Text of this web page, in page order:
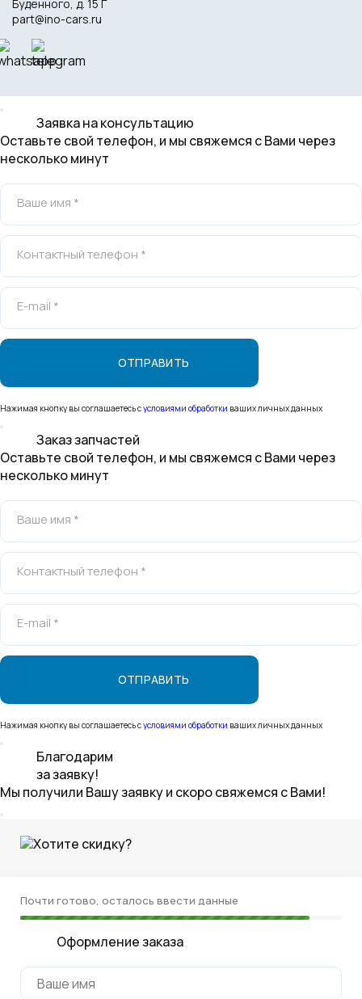
Буденного, д. 15 Г
part@ino-cars.ru
Заявка на консультацию
Оставьте свой телефон, и мы свяжемся с Вами через
несколько минут
Ваше имя *
Контактный телефон *
E-mail *
Нажимая кнопку вы соглашаетесь сусловиями обработки ваших личных данных
Заказ запчастей
Оставьте свой телефон, и мы свяжемся с Вами через
несколько минут
Ваше имя *
Контактный телефон *
E-mail *
Нажимая кнопку вы соглашаетесь сусловиями обработки ваших личных данных
Благодарим
за заявку!
Мы получили Вашу заявку и скоро свяжемся с Вами!
Хотите скидку?
Почти готово, осталось ввести данные
Оформление заказа